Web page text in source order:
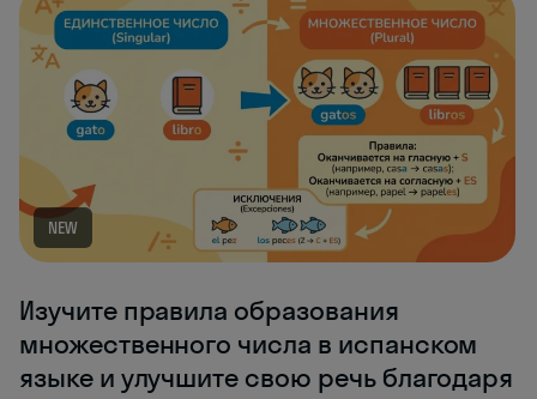
NEW
Изучите правила образования
множественного числа в испанском
языке и улучшите свою речь благодаря